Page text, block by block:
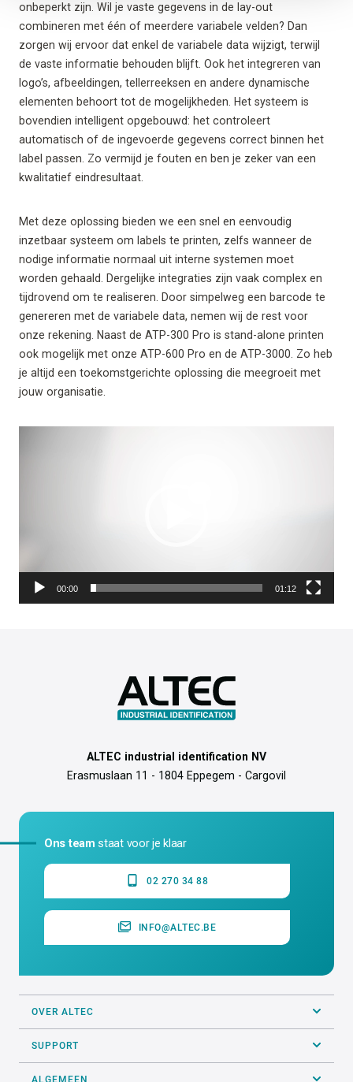
onbeperkt zijn. Wil je vaste gegevens in de lay-out
combineren met één of meerdere variabele velden? Dan
zorgen wij ervoor dat enkel de variabele data wijzigt, terwijl
de vaste informatie behouden blijft. Ook het integreren van
logo’s, afbeeldingen, tellerreeksen en andere dynamische
elementen behoort tot de mogelijkheden. Het systeem is
bovendien intelligent opgebouwd: het controleert
automatisch of de ingevoerde gegevens correct binnen het
label passen. Zo vermijd je fouten en ben je zeker van een
kwalitatief eindresultaat.
Met deze oplossing bieden we een snel en eenvoudig
inzetbaar systeem om labels te printen, zelfs wanneer de
nodige informatie normaal uit interne systemen moet
worden gehaald. Dergelijke integraties zijn vaak complex en
tijdrovend om te realiseren. Door simpelweg een barcode te
genereren met de variabele data, nemen wij de rest voor
onze rekening. Naast de ATP-300 Pro is stand-alone printen
ook mogelijk met onze ATP-600 Pro en de ATP-3000. Zo heb
je altijd een toekomstgerichte oplossing die meegroeit met
jouw organisatie.
00:00 01:12
ALTEC industrial identification NV
Erasmuslaan 11 - 1804 Eppegem - Cargovil
Ons team staat voor je klaar
02 270 34 88
INFO@ALTEC.BE
OVER ALTEC
SUPPORT
ALGEMEEN